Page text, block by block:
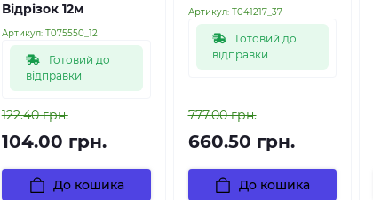
Відрізок 12м
Артикул: Т075550_12
Готовий до
відправки
122.40 грн.
104.00 грн.
До кошика
Артикул: Т041217_37
Готовий до
відправки
777.00 грн.
660.50 грн.
До кошика